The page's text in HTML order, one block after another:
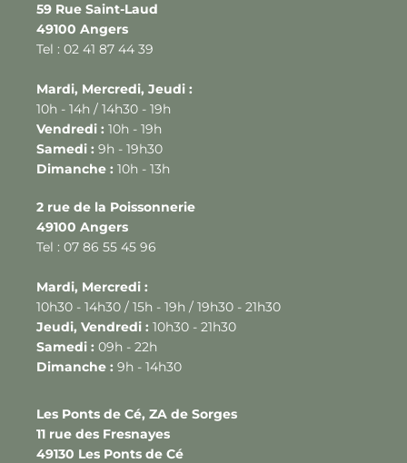
59 Rue Saint-Laud
49100 Angers
Tel : 02 41 87 44 39
Mardi, Mercredi, Jeudi :
10h - 14h / 14h30 - 19h
Vendredi : 10h - 19h
Samedi : 9h - 19h30
Dimanche : 10h - 13h
2 rue de la Poissonnerie
49100 Angers
Tel : 07 86 55 45 96
Mardi, Mercredi :
10h30 - 14h30 / 15h - 19h / 19h30 - 21h30
Jeudi, Vendredi : 10h30 - 21h30
Samedi : 09h - 22h
Dimanche : 9h - 14h30
Les Ponts de Cé, ZA de Sorges
11 rue des Fresnayes
49130 Les Ponts de Cé